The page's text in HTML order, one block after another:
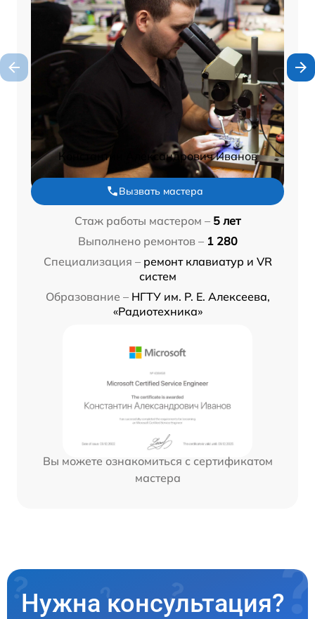
Константин Александрович Иванов
Вызвать мастера
Стаж работы мастером – 5 лет
Выполнено ремонтов – 1 280
Специализация – ремонт клавиатур и VR
систем
Образование – НГТУ им. Р. Е. Алексеева,
«Радиотехника»
Вы можете ознакомиться с сертификатом
мастера
Нужна консультация?